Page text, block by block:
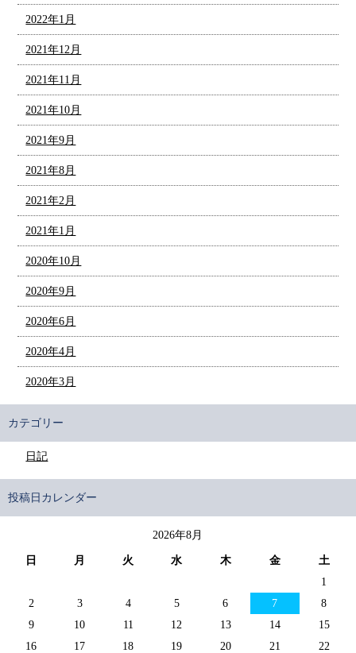
2022年1月
2021年12月
2021年11月
2021年10月
2021年9月
2021年8月
2021年2月
2021年1月
2020年10月
2020年9月
2020年6月
2020年4月
2020年3月
カテゴリー
日記
投稿日カレンダー
2026年8月
日 月 火 水 木 金
土
1
2
3 4 5 6 7
8
9
10 11 12 13 14
15
16
17 18 19 20 21 22